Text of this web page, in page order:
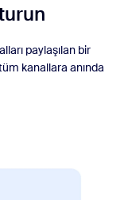
paylaşılan bir
kanallara anında